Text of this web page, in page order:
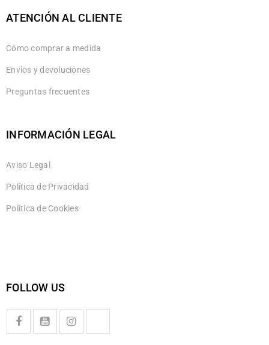
ATENCIÓN AL CLIENTE
Cómo comprar a medida
Envíos y devoluciones
Preguntas frecuentes
INFORMACIÓN LEGAL
Aviso Legal
Política de Privacidad
Política de Cookies
FOLLOW US